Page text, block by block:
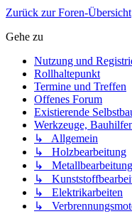
Zurück zur Foren-Übersicht
Gehe zu
Nutzung und
Rollhaltepunkt
Termine und Treffen
Offenes Forum
Existierende
Werkzeuge,
↳ Allgemein
↳ Holzbearbeitung
↳ Metallbearbeitung
↳
↳ Elektrikarbeiten
↳